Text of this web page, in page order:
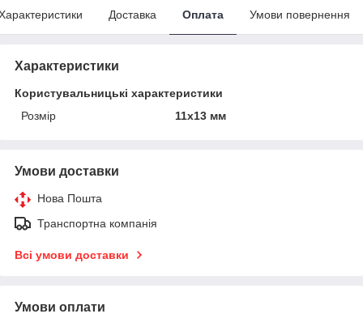
Доставка Оплата Умови повернення
Характеристики
Користувальницькі характеристики
Розмір
11х13 мм
Умови доставки
Нова Пошта
Транспортна компанія
Всі умови доставки
Умови оплати